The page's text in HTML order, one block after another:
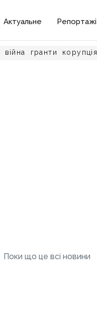
Актуальне Репортажі
війна гранти корупція
Поки що це всі новини